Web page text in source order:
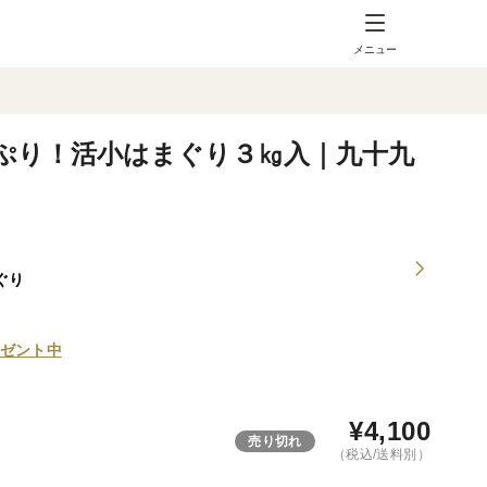
メニュー
り！活小はまぐり３㎏入｜九十九
り
ント中
売り切れ ¥4,100
（税込/送料別）